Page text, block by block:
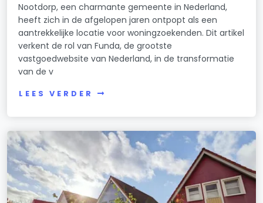
Nootdorp, een charmante gemeente in Nederland,
heeft zich in de afgelopen jaren ontpopt als een
aantrekkelijke locatie voor woningzoekenden. Dit artikel
verkent de rol van Funda, de grootste
vastgoedwebsite van Nederland, in de transformatie
van de v
LEES VERDER